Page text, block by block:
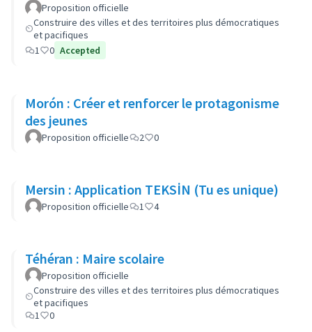
Proposition officielle
Construire des villes et des territoires plus démocratiques
et pacifiques
1
0 Accepted
Morón : Créer et renforcer le protagonisme
des jeunes
Proposition officielle 2 0
Mersin : Application TEKSİN (Tu es unique)
Proposition officielle 1 4
Téhéran : Maire scolaire
Proposition officielle
Construire des villes et des territoires plus démocratiques
et pacifiques
1
0